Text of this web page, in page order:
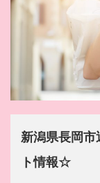
新潟県長岡市
ト情報☆